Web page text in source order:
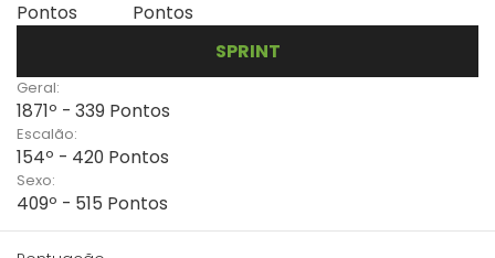
Pontos
Pontos
SPRINT
Geral:
1871º - 339 Pontos
Escalão:
154º - 420 Pontos
Sexo:
409º - 515 Pontos